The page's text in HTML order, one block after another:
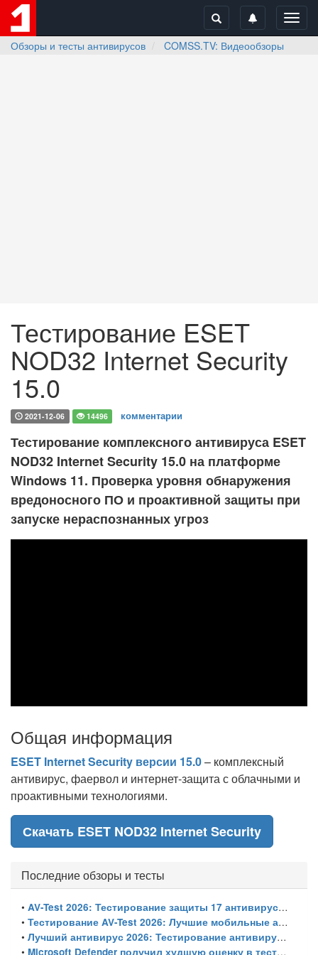
Обзоры и тесты антивирусов
COMSS.TV: Видеообзоры
Тестирование ESET
NOD32 Internet Security
15.0
2021-12-06 14496 комментарии
Тестирование комплексного антивируса ESET
NOD32 Internet Security 15.0 на платформе
Windows 11. Проверка уровня обнаружения
вредоносного ПО и проактивной защиты при
запуске нераспознанных угроз
Общая информация
ESET Internet Security версии 15.0– комплексный
антивирус, фаервол и интернет-защита с облачными и
проактивными технологиями.
Скачать ESET NOD32 Internet Security
Последние обзоры и тесты
• AV-Test 2026: Тестирование защиты 17 антивирусов от программ-вымогателей и инфостилеров
• Тестирование AV-Test 2026: Лучшие мобильные антивирусы для Android
• Лучший антивирус 2026: Тестирование антивирусов для Windows 11 – с настройками по умолчанию
• Microsoft Defender получил худшую оценку в тестировании 16 антивирусов для Windows